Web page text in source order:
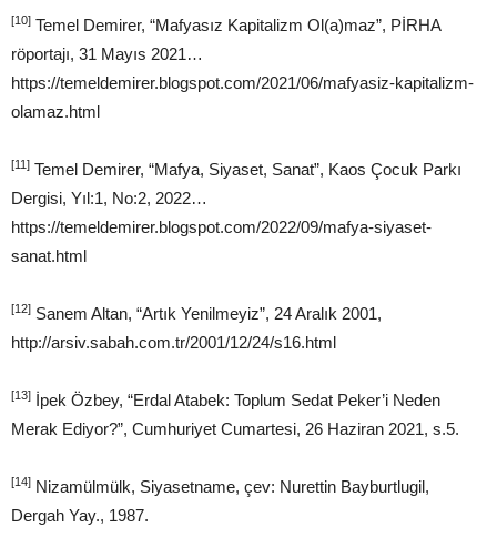
[10] Temel Demirer, “Mafyasız Kapitalizm Ol(a)maz”, PİRHA
röportajı, 31 Mayıs 2021…
https://temeldemirer.blogspot.com/2021/06/mafyasiz-kapitalizm-
olamaz.html
[11] Temel Demirer, “Mafya, Siyaset, Sanat”, Kaos Çocuk Parkı
Dergisi, Yıl:1, No:2, 2022…
https://temeldemirer.blogspot.com/2022/09/mafya-siyaset-
sanat.html
[12] Sanem Altan, “Artık Yenilmeyiz”, 24 Aralık 2001,
http://arsiv.sabah.com.tr/2001/12/24/s16.html
[13] İpek Özbey, “Erdal Atabek: Toplum Sedat Peker’i Neden
Merak Ediyor?”, Cumhuriyet Cumartesi, 26 Haziran 2021, s.5.
[14] Nizamülmülk, Siyasetname, çev: Nurettin Bayburtlugil,
Dergah Yay., 1987.